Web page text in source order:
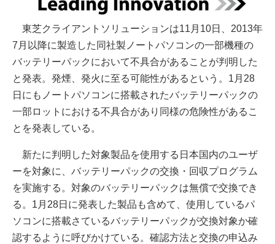
東芝クライアントソリューションは11月10日、2013年
7月以降に製造した同社製ノートパソコンの一部機種の
バッテリーパックにおいて不具合があることが判明した
と発表。発煙、発火に至る可能性があるという。1月28
日にもノートパソコンに搭載されたバッテリーパックの
一部ロットにおける不具合があり同様の危険性があるこ
とを発表している。
新たに判明した対象製品を使用する日本国内のユーザ
ーを対象に、バッテリーパックの交換・回収プログラム
を実施する。対象のバッテリーパックは無償で交換でき
る。1月28日に発表した製品も含めて、使用しているパ
ソコンに搭載さているバッテリーパックが交換対象か確
認するように呼びかけている。確認方法と交換の申込み